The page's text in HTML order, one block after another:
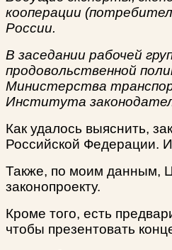
кооперации
России.
В заседании рабочей
продовольственной
Министерства
Института
Как удалось выяснить,
Российской Федерации.
Также, по моим данным,
законопроекту.
Кроме того, есть
чтобы презентовать